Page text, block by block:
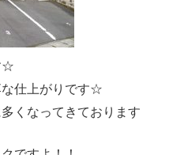
☆
な仕上がりです☆
くなってきております